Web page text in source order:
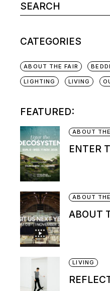
CATEGORIES
ABOUT THE FAIR
LIGHTING LIVING
FEATURED:
ABOUT
ENTER
ABOUT
ABOUT
LIVING